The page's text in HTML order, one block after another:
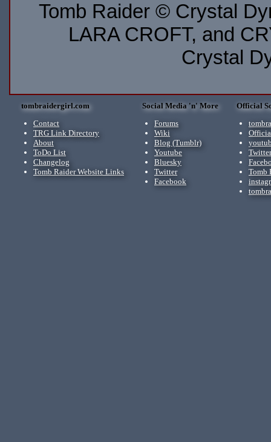
Tomb Raider © Crystal
LARA CROFT, and
Crystal
tombraidergirl.com
Contact
TRG Link Directory
About
ToDo List
Changelog
Tomb Raider Website Links
Social Media 'n' More
Forums
Wiki
Blog (Tumblr)
Youtube
Bluesky
Twitter
Facebook
Official
Tomb